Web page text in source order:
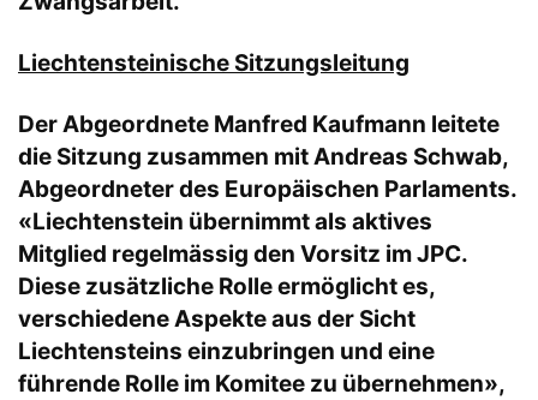
Liechtensteinische Sitzungsleitung
Der Abgeordnete Manfred Kaufmann leitete
die Sitzung zusammen mit Andreas Schwab,
Abgeordneter des Europäischen Parlaments.
«Liechtenstein übernimmt als aktives
Mitglied regelmässig den Vorsitz im JPC.
Diese zusätzliche Rolle ermöglicht es,
verschiedene Aspekte aus der Sicht
Liechtensteins einzubringen und eine
führende Rolle im Komitee zu übernehmen»,